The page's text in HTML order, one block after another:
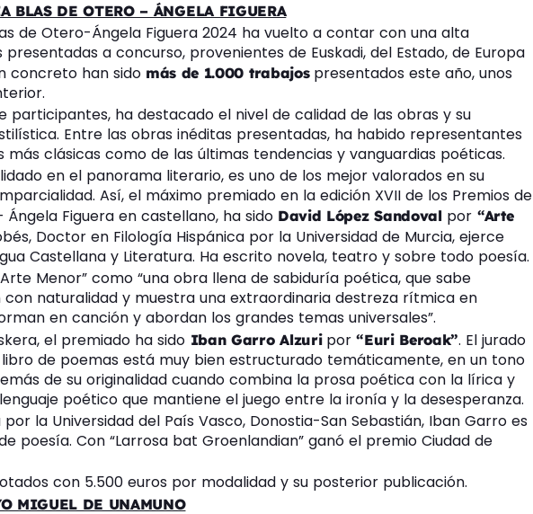
BLAS DE OTERO – ÁNGELA FIGUERA
de Otero-Ángela Figuera 2024 ha vuelto a contar con una alta
a concurso, provenientes de Euskadi, del Estado, de Europa
concreto han sido más de 1.000 trabajospresentados este año, unos
participantes, ha destacado el nivel de calidad de las obras y su
Entre las obras inéditas presentadas, ha habido representantes
clásicas como de las últimas tendencias y vanguardias poéticas.
en el panorama literario, es uno de los mejor valorados en su
Así, el máximo premiado en la edición XVII de los Premios de
Ángela Figuera en castellano, ha sido David López Sandoval por “Arte
Doctor en Filología Hispánica por la Universidad de Murcia, ejerce
Castellana y Literatura. Ha escrito novela, teatro y sobre todo poesía.
Menor” como “una obra llena de sabiduría poética, que sabe
naturalidad y muestra una extraordinaria destreza rítmica en
en canción y abordan los grandes temas universales”.
el premiado ha sido Iban Garro Alzuripor“Euri Beroak”. El jurado
de poemas está muy bien estructurado temáticamente, en un tono
de su originalidad cuando combina la prosa poética con la lírica y
poético que mantiene el juego entre la ironía y la desesperanza.
la Universidad del País Vasco, Donostia-San Sebastián, Iban Garro es
poesía. Con “Larrosa bat Groenlandian” ganó el premio Ciudad de
con 5.500 euros por modalidad y su posterior publicación.
MIGUEL DE UNAMUNO